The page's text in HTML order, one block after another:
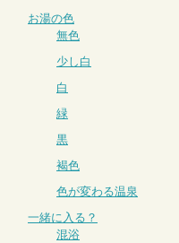
お湯の色
無色
少し白
白
緑
黒
褐色
色が変わる温泉
一緒に入る？
混浴